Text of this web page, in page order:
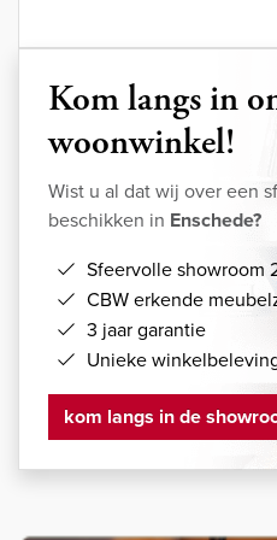
Kom langs in
woonwinkel!
Wist u al dat wij over een
beschikken in Enschede?
Sfeervolle showroom
CBW erkende
3 jaar garantie
Unieke
kom langs in de